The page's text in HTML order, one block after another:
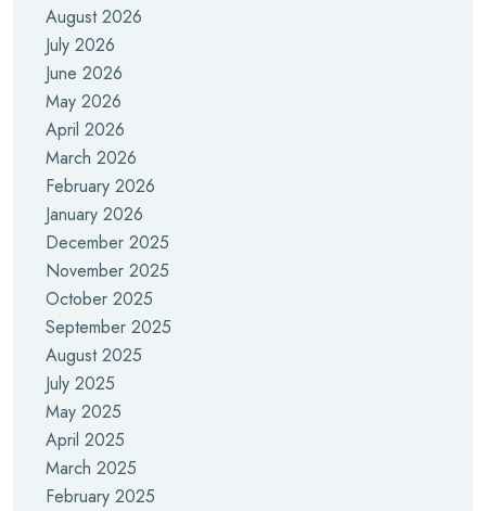
August 2026
July 2026
June 2026
May 2026
April 2026
March 2026
February 2026
January 2026
December 2025
November 2025
October 2025
September 2025
August 2025
July 2025
May 2025
April 2025
March 2025
February 2025